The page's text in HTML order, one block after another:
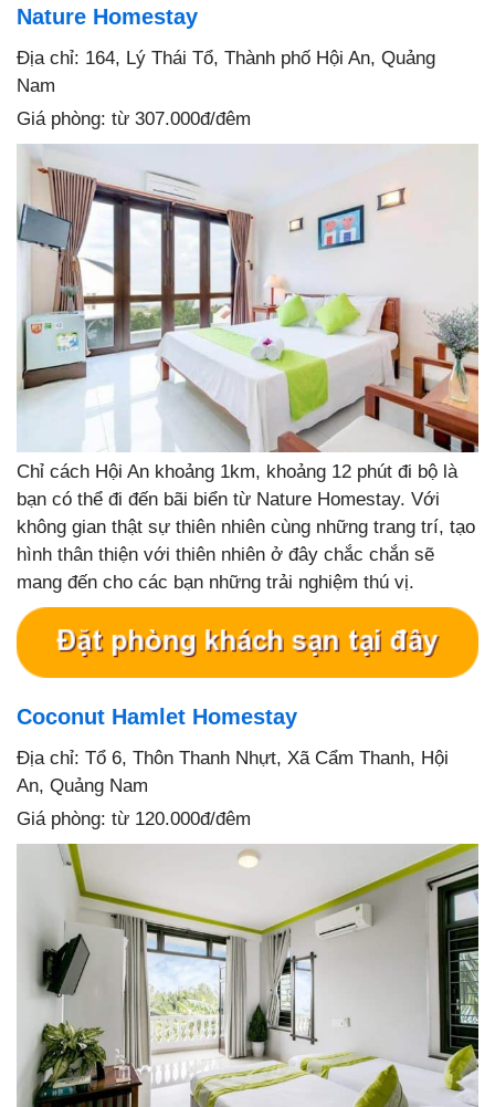
Nature Homestay
Địa chỉ: 164, Lý Thái Tổ, Thành phố Hội An, Quảng
Nam
Giá phòng: từ 307.000đ/đêm
Chỉ cách Hội An khoảng 1km, khoảng 12 phút đi bộ là
bạn có thể đi đến bãi biển từ Nature Homestay. Với
không gian thật sự thiên nhiên cùng những trang trí, tạo
hình thân thiện với thiên nhiên ở đây chắc chắn sẽ
mang đến cho các bạn những trải nghiệm thú vị.
Coconut Hamlet Homestay
Địa chỉ: Tổ 6, Thôn Thanh Nhựt, Xã Cẩm Thanh, Hội
An, Quảng Nam
Giá phòng: từ 120.000đ/đêm